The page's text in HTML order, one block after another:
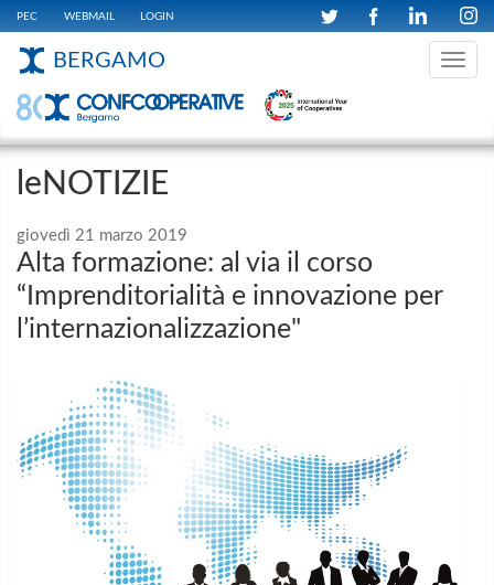
PEC WEBMAIL LOGIN
Toggle
BERGAMO
leNOTIZIE
giovedì 21 marzo 2019
Alta formazione: al via il corso
“Imprenditorialità e innovazione per
l’internazionalizzazione"